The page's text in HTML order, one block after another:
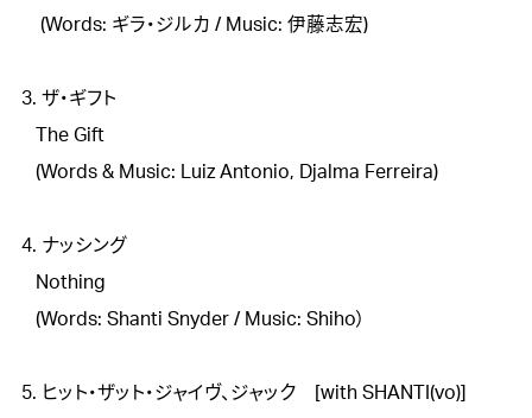
3. ザ・ギフト
4. ナッシング
5. ヒット・ザット・ジャイヴ、ジャック　[with SHANTI(vo)]